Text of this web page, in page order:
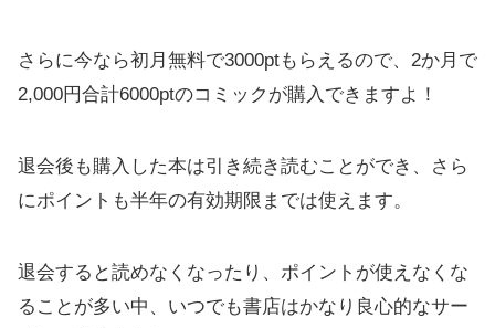
さらに今なら初月無料で3000ptもらえるので、2か月で
2,000円合計6000ptのコミックが購入できますよ！
退会後も購入した本は引き続き読むことができ、さら
にポイントも半年の有効期限までは使えます。
退会すると読めなくなったり、ポイントが使えなくな
ることが多い中、いつでも書店はかなり良心的なサー